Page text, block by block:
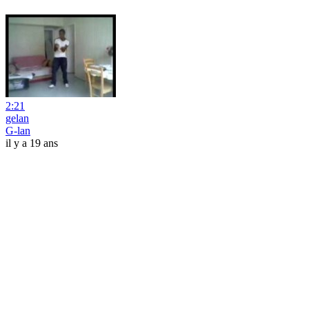
2:21
gelan
G-lan
il y a 19 ans